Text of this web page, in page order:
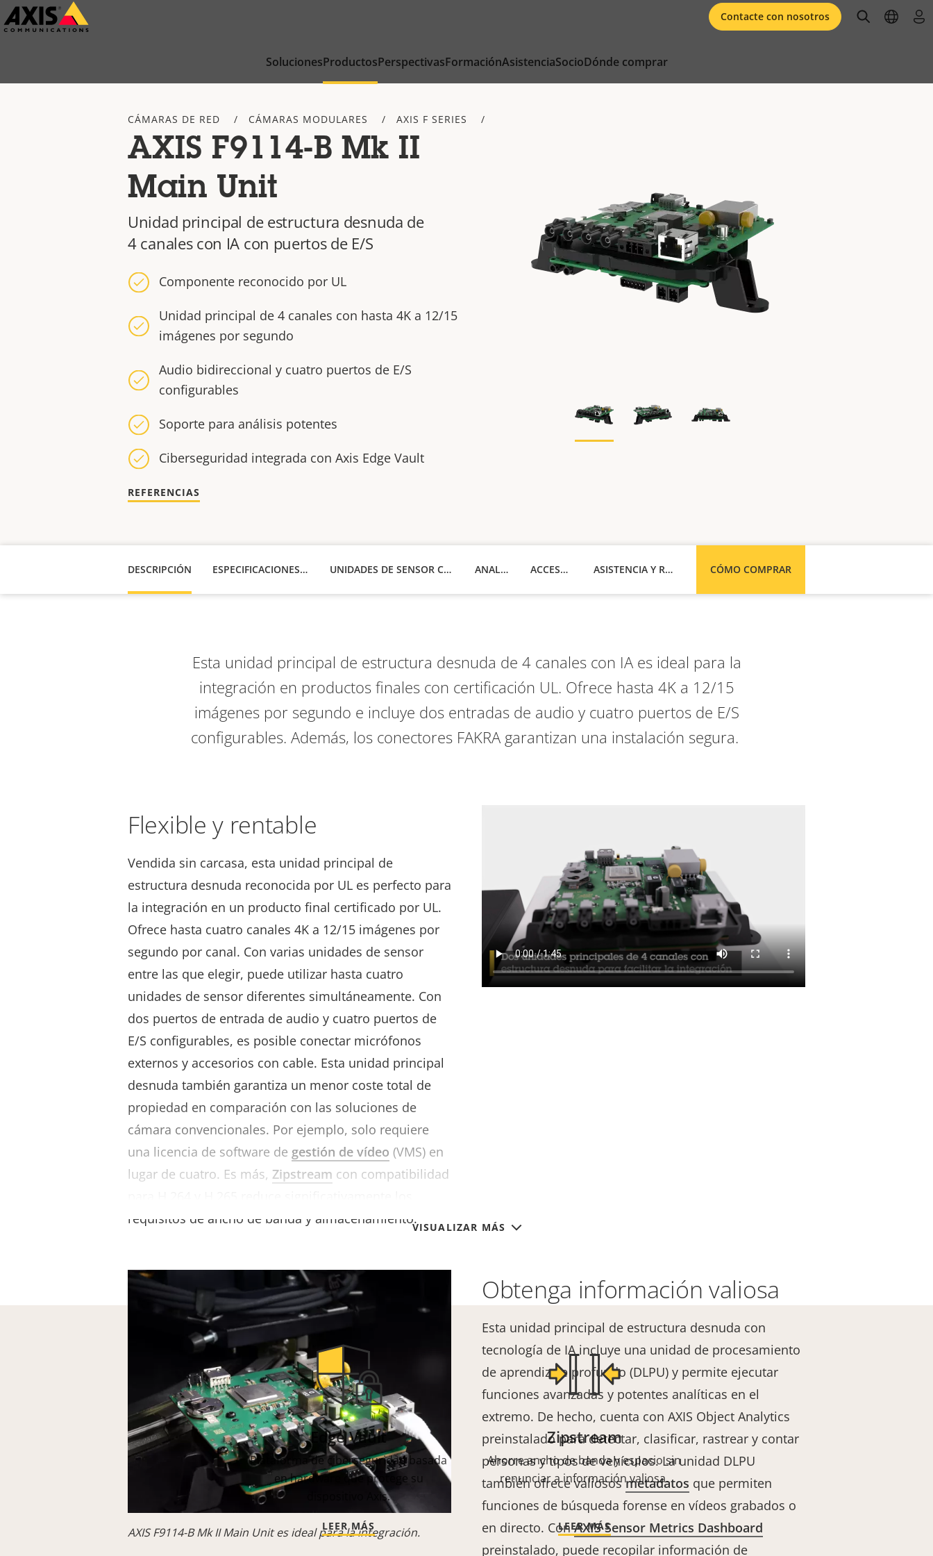
Saltar
al
SolucionesProductosPerspectivasFormaciónAsistenciaSocioDónde comprar
Contacte con nosotros openopen
CÁMARAS DE RED CÁMARAS MODULARES AXIS F SERIES
AXIS F9114-B Mk II
Main Unit
Unidad principal de estructura desnuda de
4 canales con IA con puertos de E/S
Componente reconocido por UL
Unidad principal de 4 canales con hasta 4K a 12/15
imágenes por segundo
Audio bidireccional y cuatro puertos de E/S
configurables
Soporte para análisis potentes
Ciberseguridad integrada con Axis Edge Vault
REFERENCIAS
DESCRIPCIÓN ESPECIFICACIONES TÉCNICAS UNIDADES DE SENSOR COMPATIBLES ANALÍTICA ACCESORIOS CÓMO COMPRAR
ASISTENCIA Y RECURSOS
VISUALIZAR MÁS
Esta unidad principal de estructura desnuda de 4 canales con IA es ideal para la
integración en productos finales con certificación UL. Ofrece hasta 4K a 12/15
imágenes por segundo e incluye dos entradas de audio y cuatro puertos de E/S
configurables. Además, los conectores FAKRA garantizan una instalación segura.
Flexible y rentable
Vendida sin carcasa, esta unidad principal de
estructura desnuda reconocida por UL es perfecto para
la integración en un producto final certificado por UL.
Ofrece hasta cuatro canales 4K a 12/15 imágenes por
segundo por canal. Con varias unidades de sensor
entre las que elegir, puede utilizar hasta cuatro
unidades de sensor diferentes simultáneamente. Con
dos puertos de entrada de audio y cuatro puertos de
E/S configurables, es posible conectar micrófonos
externos y accesorios con cable. Esta unidad principal
desnuda también garantiza un menor coste total de
propiedad en comparación con las soluciones de
cámara convencionales. Por ejemplo, solo requiere
una licencia de software de gestión de vídeo (VMS) en
lugar de cuatro. Es más, Zipstream con compatibilidad
requisitos de ancho de banda y almacenamiento.
AXIS F9114-B Mk II Main Unit es ideal para la integración.
Obtenga información valiosa
Esta unidad principal de estructura desnuda con
tecnología de IA incluye una unidad de procesamiento
de aprendizaje profundo (DLPU) y permite ejecutar
funciones avanzadas y potentes analíticas en el
extremo. De hecho, cuenta con AXIS Object Analytics
preinstalado para detectar, clasificar, rastrear y contar
personas y tipos de vehículos. La unidad DLPU
también ofrece valiososmetadatos que permiten
funciones de búsqueda forense en vídeos grabados o
en directo. ConAXIS Sensor Metrics Dashboard
preinstalado, puede recopilar información de
Edge Vault
Plataforma de ciberseguridad basada
en hardware que protege su
dispositivo Axis.
LEER MÁS
Zipstream
Ahorre ancho de banda y espacio sin
renunciar a información valiosa.
LEER MÁS